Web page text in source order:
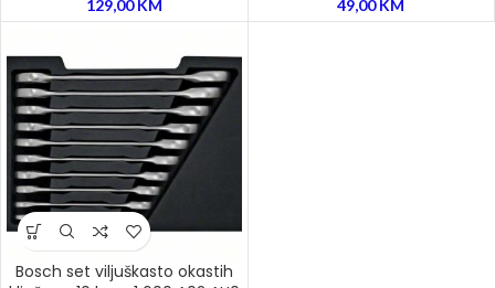
129,00KM 49,00KM
Bosch set viljuškasto okastih